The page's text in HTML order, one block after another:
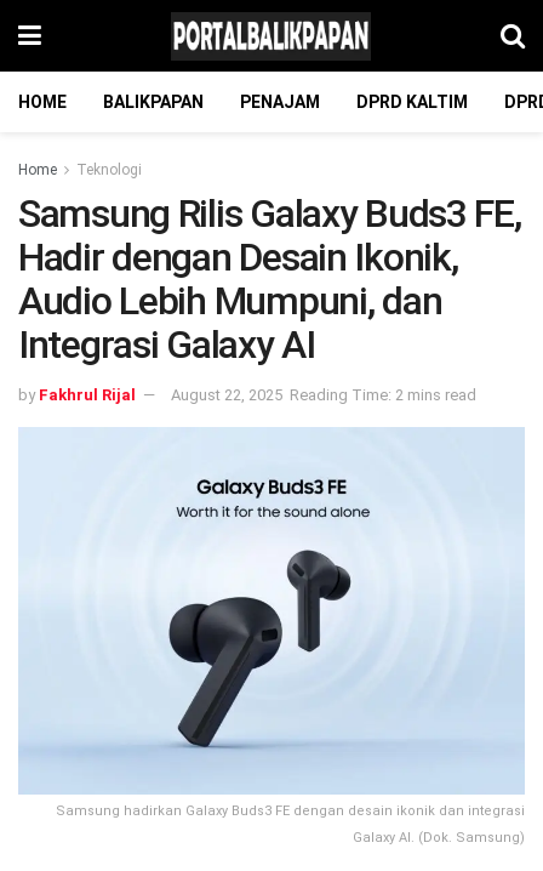
HOME BALIKPAPAN PENAJAM DPRD KALTIM
Home Teknologi
Samsung Rilis Galaxy Buds3 FE,
Hadir dengan Desain Ikonik,
Audio Lebih Mumpuni, dan
Integrasi Galaxy AI
by Fakhrul Rijal August 22, 2025 Reading Time: 2 mins read
Samsung hadirkan Galaxy Buds3 FE dengan desain ikonik dan integrasi
Galaxy AI. (Dok. Samsung)